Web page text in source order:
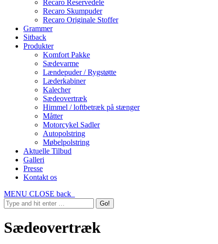
Recaro Reservedele
Recaro Skumpuder
Recaro Originale Stoffer
Grammer
Sitback
Produkter
Komfort Pakke
Sædevarme
Lændepuder / Rygstøtte
Læderkabiner
Kalecher
Sædeovertræk
Himmel / loftbetræk på stænger
Måtter
Motorcykel Sadler
Autopolstring
Møbelpolstring
Aktuelle Tilbud
Galleri
Presse
Kontakt os
MENU CLOSE back
Sædeovertræk